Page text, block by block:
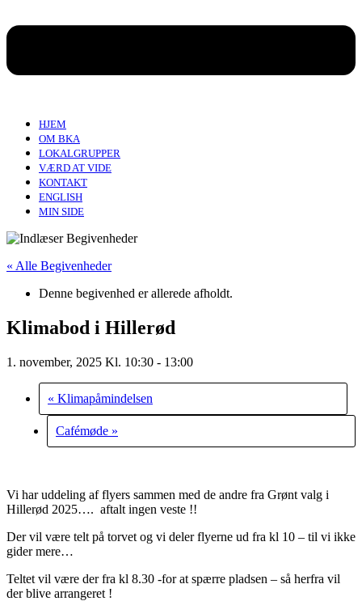
HJEM
OM BKA
LOKALGRUPPER
VÆRD AT VIDE
KONTAKT
ENGLISH
MIN SIDE
« Alle Begivenheder
Denne begivenhed er allerede afholdt.
Klimabod i Hillerød
1. november, 2025 Kl. 10:30 - 13:00
« Klimapåmindelsen
Cafémøde »
Vi har uddeling af flyers sammen med de andre fra Grønt valg i
Hillerød 2025…. aftalt ingen veste !!
Der vil være telt på torvet og vi deler flyerne ud fra kl 10 – til vi ikke
gider mere…
Teltet vil være der fra kl 8.30 -for at spærre pladsen – så herfra vil
der blive arrangeret !